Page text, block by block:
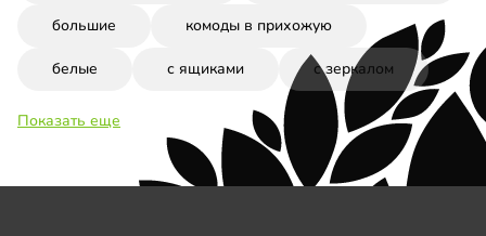
большие комоды в прихожую
белые с ящиками с зеркалом
Показать еще